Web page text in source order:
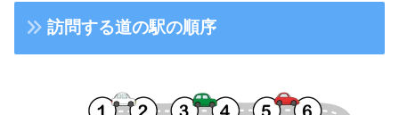
訪問する道の駅の順序